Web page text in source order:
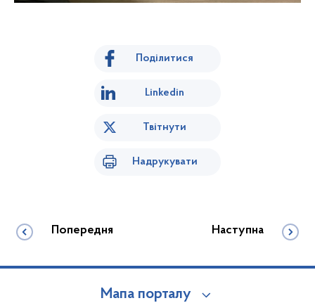
Поділитися
Linkedin
Твітнути
Надрукувати
Попередня Наступна
Мапа порталу